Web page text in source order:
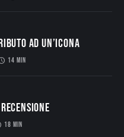
ad un’Icona
14 MIN
Recensione
18 MIN